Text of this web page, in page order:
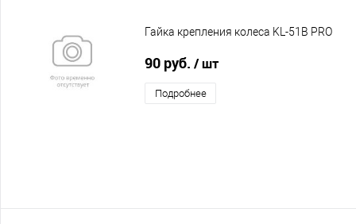
Гайка крепления колеса KL-51B PRO
90 руб. / шт
Подробнее